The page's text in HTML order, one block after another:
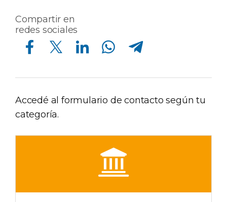
Compartir en
redes sociales
Compartir en Facebook Compartir en Twitter Compartir en Linkedin Compartir en Whatsapp Compartir en Telegram
Accedé al formulario de contacto según tu
categoría.